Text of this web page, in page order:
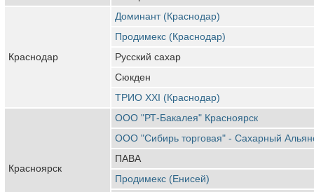
Краснодар
Доминант (Краснодар)
Продимекс (Краснодар)
Русский сахар
Сюкден
ТРИО XXI (Краснодар)
Красноярск
ООО "РТ-Бакалея" Красноярск
ООО "Сибирь торговая" - Сахарный
ПАВА
Продимекс (Енисей)